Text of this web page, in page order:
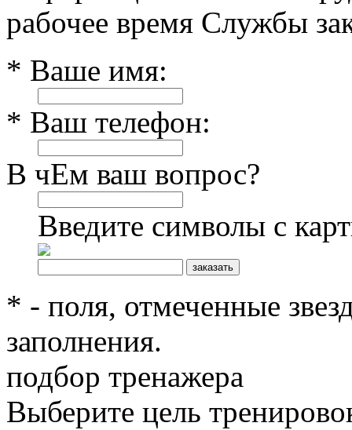
рабочее время Службы
* Ваше имя:
* Ваш телефон:
В чЕм ваш вопрос?
Введите символы с
* - поля, отмеченные
заполнения.
подбор тренажера
Выберите цель